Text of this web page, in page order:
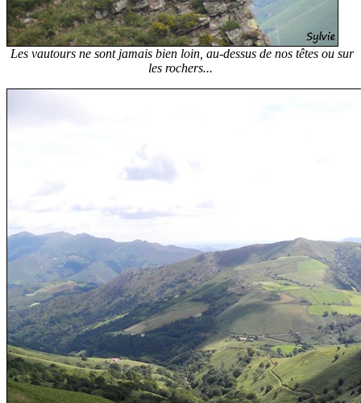
Les vautours ne sont jamais bien loin, au-dessus de nos têtes ou sur
les rochers...